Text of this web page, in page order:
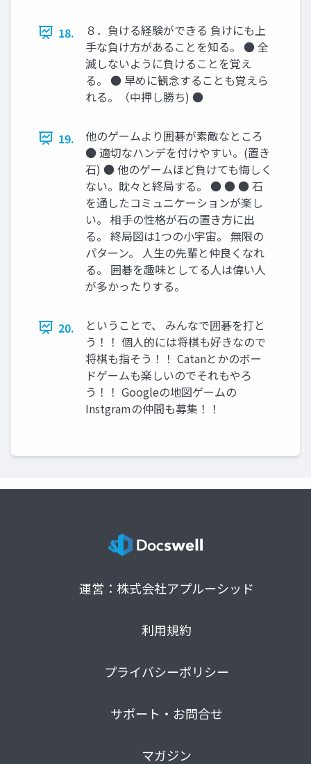
18.
８．負ける経験ができる 負けにも上
手な負け方があることを知る。 ● 全
滅しないように負けることを覚え
る。 ● 早めに観念することも覚えら
れる。（中押し勝ち) ●
19.
他のゲームより囲碁が素敵なところ
● 適切なハンデを付けやすい。(置き
石) ● 他のゲームほど負けても悔しく
ない。眈々と終局する。 ● ● ● 石
を通したコミュニケーションが楽し
い。 相手の性格が石の置き方に出
る。 終局図は1つの小宇宙。 無限の
パターン。 人生の先輩と仲良くなれ
る。 囲碁を趣味としてる人は偉い人
が多かったりする。
20.
ということで、 みんなで囲碁を打と
う！！ 個人的には将棋も好きなので
将棋も指そう！！ Catanとかのボー
ドゲームも楽しいのでそれもやろ
う！！ Googleの地図ゲームの
Instgramの仲間も募集！！
運営：株式会社アプルーシッド
利用規約
プライバシーポリシー
サポート・お問合せ
マガジン